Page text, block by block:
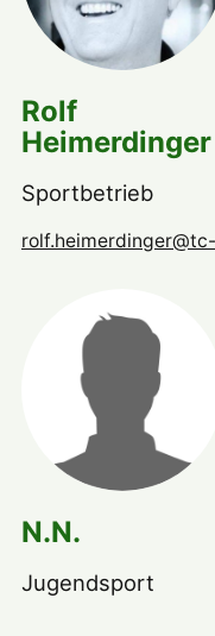
Rolf
Heimerdinger
Sportbetrieb
N.N.
Jugendsport